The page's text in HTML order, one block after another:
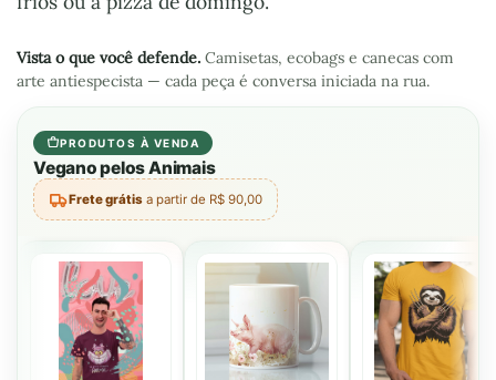
Vista o que você defende. Camisetas, ecobags e canecas com
arte antiespecista — cada peça é conversa iniciada na rua.
PRODUTOS À VENDA
Vegano pelos Animais
Frete grátis a partir de R$ 90,00